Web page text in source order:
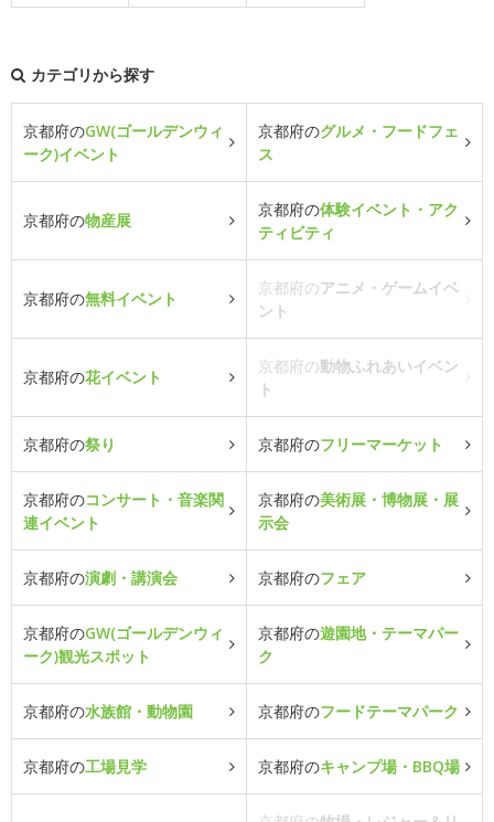
カテゴリから探す
京都府のGW(ゴールデンウィ
ーク)イベント
京都府のグルメ・フードフェ
ス
京都府の物産展
京都府の体験イベント・アク
ティビティ
京都府の無料イベント
京都府のアニメ・ゲームイベ
ント
京都府の花イベント
京都府の動物ふれあいイベン
ト
京都府の祭り 京都府のフリーマーケット
京都府のコンサート・音楽関
連イベント
京都府の美術展・博物展・展
示会
京都府の演劇・講演会 京都府のフェア
京都府のGW(ゴールデンウィ
ーク)観光スポット
京都府の遊園地・テーマパー
ク
京都府の水族館・動物園 京都府のフードテーマパーク
京都府の工場見学 京都府のキャンプ場・BBQ場